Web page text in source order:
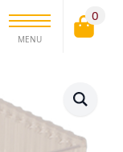
MENU
0